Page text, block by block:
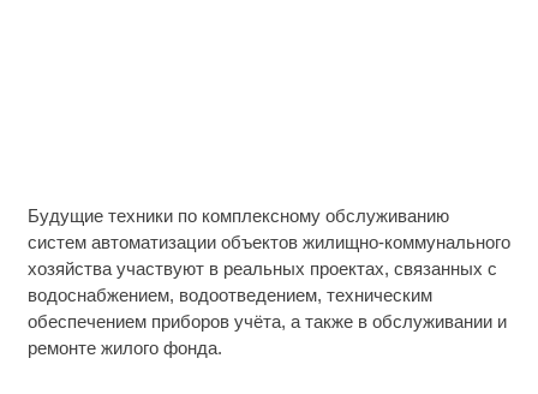
Будущие техники по комплексному обслуживанию
систем автоматизации объектов жилищно-коммунального
хозяйства участвуют в реальных проектах, связанных с
водоснабжением, водоотведением, техническим
обеспечением приборов учёта, а также в обслуживании и
ремонте жилого фонда.